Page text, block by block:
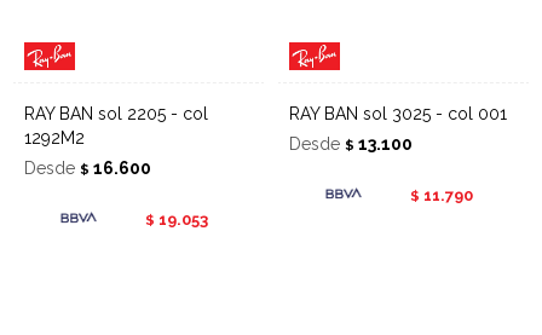
RAY BAN sol 2205 - col
1292M2
Desde $ 16.600
$ 19.053
RAY BAN sol 3025 - col 001
Desde $ 13.100
$ 11.790